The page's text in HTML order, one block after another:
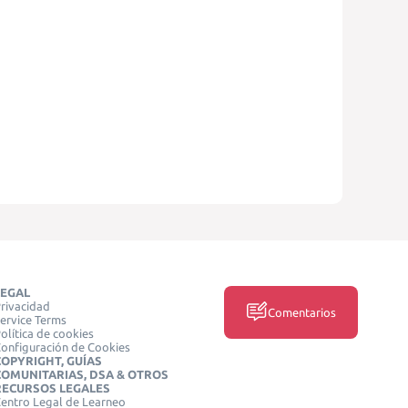
Terms
de cookies
de Cookies
GUÍAS
DSA & OTROS
LEGALES
Legal de Learneo
Comentarios